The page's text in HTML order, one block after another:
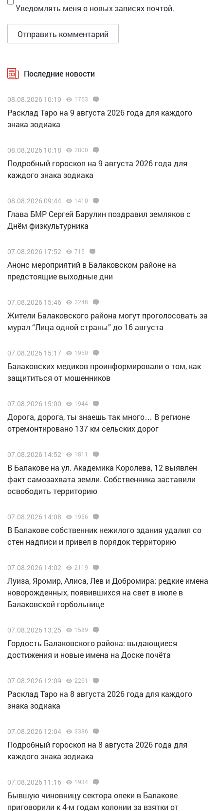
Уведомлять меня о новых записях почтой.
Последние новости
08.08.2026 10:19 1763
Расклад Таро на 9 августа 2026 года для каждого
знака зодиака
08.08.2026 10:18 2800
Подробный гороскоп на 9 августа 2026 года для
каждого знака зодиака
08.08.2026 09:44 1410
Глава БМР Сергей Барулин поздравил земляков с
Днём физкультурника
07.08.2026 17:52 715
Анонс мероприятий в Балаковском районе на
предстоящие выходные дни
07.08.2026 15:46 2248
Жители Балаковского района могут проголосовать за
мурал “Лица одной страны” до 16 августа
07.08.2026 15:17 1950
Балаковских медиков проинформировали о том, как
защититься от мошенников
07.08.2026 15:00 1944
Дорога, дорога, ты знаешь так много… В регионе
отремонтировано 137 км сельских дорог
07.08.2026 14:52 1811
В Балакове на ул. Академика Королева, 12 выявлен
факт самозахвата земли. Собственника заставили
освободить территорию
07.08.2026 14:08 1956
В Балакове собственник нежилого здания удалил со
стен надписи и привел в порядок территорию
07.08.2026 14:02 2119
Луиза, Яромир, Алиса, Лев и Добромира: редкие имена
новорожденных, появившихся на свет в июле в
Балаковской горбольнице
07.08.2026 13:25 1589
Гордость Балаковского района: выдающиеся
достижения и новые имена на Доске почёта
07.08.2026 12:09 2261
Расклад Таро на 8 августа 2026 года для каждого
знака зодиака
07.08.2026 12:04 3386
Подробный гороскоп на 8 августа 2026 года для
каждого знака зодиака
07.08.2026 11:16 1934
Бывшую чиновницу сектора опеки в Балакове
приговорили к 4-м годам колонии за взятки от